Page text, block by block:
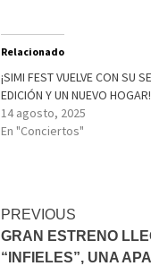
Relacionado
¡SIMI FEST VUELVE CON SU
EDICIÓN Y UN NUEVO HOGAR!
14 agosto, 2025
En "Conciertos"
Post
navigation
PREVIOUS
GRAN ESTRENO
“INFIELES”, UNA